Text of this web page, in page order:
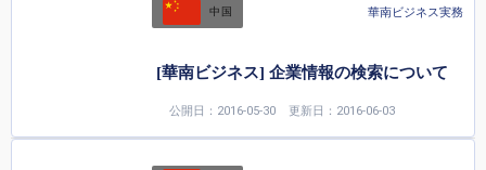
中国 華南ビジネス実務
[華南ビジネス] 企業情報の検索について
公開日：2016-05-30 更新日：2016-06-03